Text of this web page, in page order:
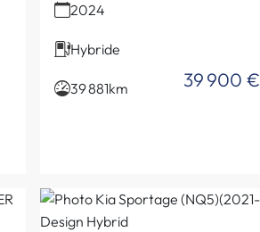
2024
Hybride
39 881km 39 900 €